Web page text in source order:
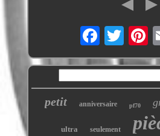
petit anniversaire pf70
ultra seulement